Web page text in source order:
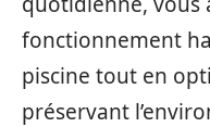
fonctionnement
piscine tout en
préservant